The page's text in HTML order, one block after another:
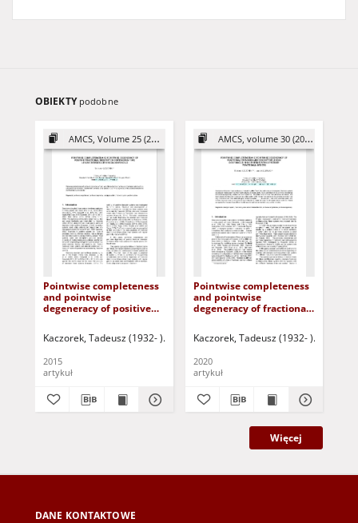
OBIEKTY podobne
AMCS, Volume 25 (2015)
Pointwise completeness
and pointwise
degeneracy of positive
systems with regular
Kaczorek, Tadeusz (1932- ) Korbicz, Józef (1951- ) - red. Uciński,
2015
artykuł
AMCS, volume 30 (2020)
Pointwise completeness
and pointwise
degeneracy of fractional
systems with different
Kaczorek, Tadeusz (1932- )
2020
artykuł
Więcej
DANE KONTAKTOWE